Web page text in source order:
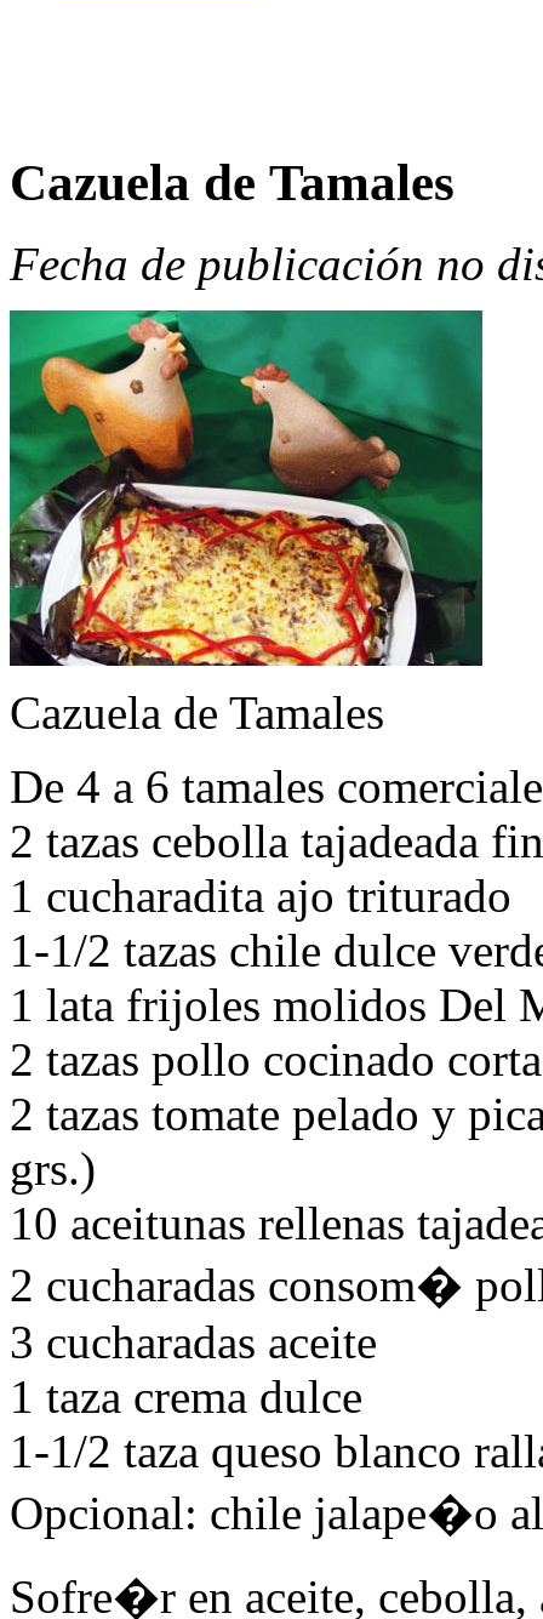
Cazuela de Tamales
Fecha de publicación no
Cazuela de Tamales
De 4 a 6 tamales
2 tazas cebolla tajadeada
1 cucharadita ajo triturado
1-1/2 tazas chile dulce
1 lata frijoles molidos Del
2 tazas pollo cocinado
2 tazas tomate pelado y
grs.)
10 aceitunas rellenas
2 cucharadas consom�
3 cucharadas aceite
1 taza crema dulce
1-1/2 taza queso blanco
Opcional: chile jalape�o
Sofre�r en aceite, cebolla,